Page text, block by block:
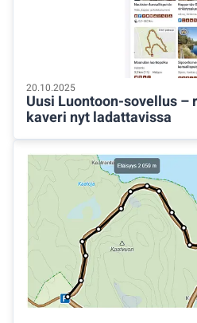
20.10.2025
Uusi Luontoon-sovellus
kaveri nyt ladattavissa